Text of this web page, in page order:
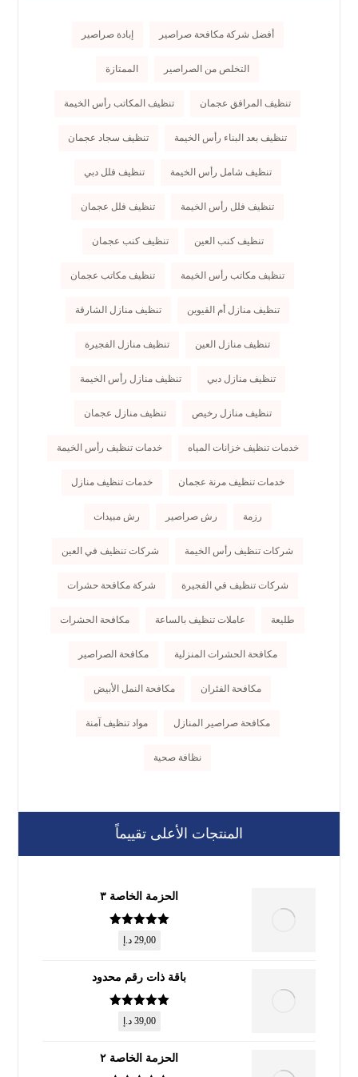
أفضل شركة مكافحة صراصير إبادة صراصير
التخلص من الصراصير الممتازة
تنظيف المرافق عجمان تنظيف المكاتب رأس الخيمة
تنظيف بعد البناء رأس الخيمة تنظيف سجاد عجمان
تنظيف شامل رأس الخيمة تنظيف فلل دبي
تنظيف فلل رأس الخيمة تنظيف فلل عجمان
تنظيف كنب العين تنظيف كنب عجمان
تنظيف مكاتب رأس الخيمة تنظيف مكاتب عجمان
تنظيف منازل أم القيوين تنظيف منازل الشارقة
تنظيف منازل العين تنظيف منازل الفجيرة
تنظيف منازل دبي تنظيف منازل رأس الخيمة
تنظيف منازل رخيص تنظيف منازل عجمان
خدمات تنظيف خزانات المياه خدمات تنظيف رأس الخيمة
خدمات تنظيف مرنة عجمان خدمات تنظيف منازل
رزمة رش صراصير رش مبيدات
شركات تنظيف رأس الخيمة شركات تنظيف في العين
شركات تنظيف في الفجيرة شركة مكافحة حشرات
طليعة عاملات تنظيف بالساعة مكافحة الحشرات
مكافحة الحشرات المنزلية مكافحة الصراصير
مكافحة الفئران مكافحة النمل الأبيض
مكافحة صراصير المنازل مواد تنظيف آمنة
نظافة صحية
المنتجات الأعلى تقييماً
الحزمة الخاصة ٣
تم التقييم
من 5
29,00 د.إ
باقة ذات رقم محدود
تم التقييم
من 5
39,00 د.إ
الحزمة الخاصة ٢